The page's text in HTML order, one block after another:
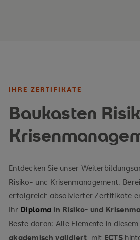
IHRE ZERTIFIKATE
Baukasten
Entdecken Sie unser
Risiko- und Krisenmanagement.
erfolgreich absolvierter Zertifikate
Ihr Diploma in Risiko- und
Beste daran: Alle Elemente in
akademisch validiert, mit ECTS